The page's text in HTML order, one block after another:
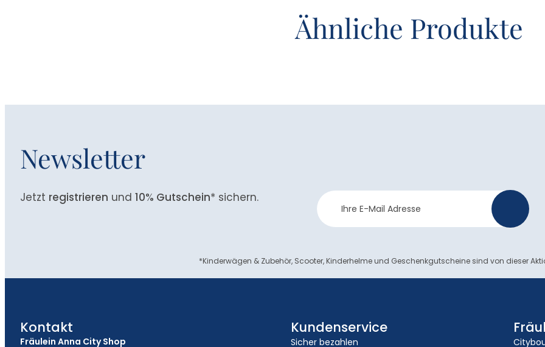
Ähnliche Produkte
Newsletter
Jetzt registrieren und 10% Gutschein* sichern.
Newsletter
Anmeldung
*Kinderwägen & Zubehör, Scooter, Kinderhelme und Geschenkgutscheine sind von dieser
Kontakt
Fräulein Anna City Shop
Kundenservice
Sicher bezahlen